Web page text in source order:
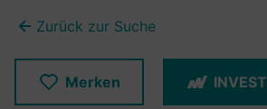
Zurück zur Suche
Merken